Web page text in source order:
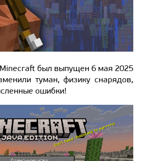
был выпущен 6 мая 2025
туман, физику снарядов,
ошибки!